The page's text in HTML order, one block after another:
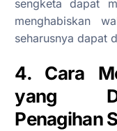
sengketa dapat
menghabiskan
seharusnya dapat
4. Cara
yang
Penagihan